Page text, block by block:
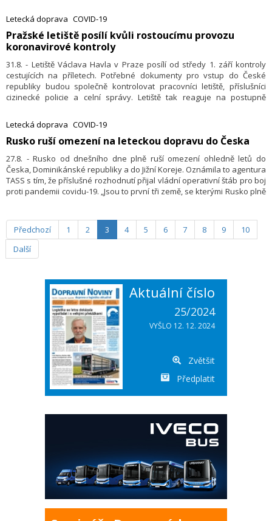
Malaga, Lvov a Palma de Mallorca. První pětku doplnila další tradiční
prázdninová města v Chorvatsku a Itálii. Oproti minulým letům se
změnila průměrná cena letenky (pokles o 27 % v porovnání s rokem
2019), stejně tak předstih, s jakým lidé letenky nakupují, či doba pobytu
Letecká doprava COVID-19
Pražské letiště posílí kvůli rostoucímu provozu
koronavirové kontroly
31.8. - Letiště Václava Havla v Praze posílí od středy 1. září kontroly
cestujících na příletech. Potřebné dokumenty pro vstup do České
republiky budou společně kontrolovat pracovníci letiště, příslušníci
cizinecké policie a celní správy. Letiště tak reaguje na postupně
během koronavirové pandemie. Letiště Praha o tom dnes informovalo
v tiskové zprávě.
Letecká doprava COVID-19
Rusko ruší omezení na leteckou dopravu do Česka
27.8. - Rusko od dnešního dne plně ruší omezení ohledně letů do
Česka, Dominikánské republiky a do Jižní Koreje. Oznámila to agentura
TASS s tím, že příslušné rozhodnutí přijal vládní operativní štáb pro boj
proti pandemii covidu-19. „Jsou to první tři země, se kterými Rusko plně
společnost neoznámila zvýšení počtu letů do těchto zemí,“ dodal.
Předchozí 1 2 3 4 5 6 7 8 9
10
Další
Aktuální číslo
25/2024
VYŠLO 12. 12. 2024
Zvětšit
Předplatit